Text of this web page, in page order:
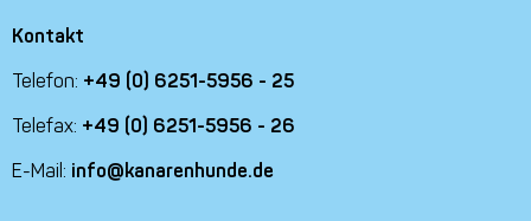
Kontakt
Telefon: +49 (0) 6251-5956 - 25
Telefax: +49 (0) 6251-5956 - 26
E-Mail: info@kanarenhunde.de